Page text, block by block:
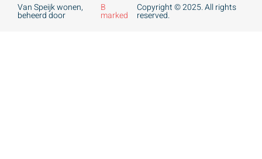
Van Speijk wonen,
beheerd door
B
marked
Copyright © 2025. All rights
reserved.